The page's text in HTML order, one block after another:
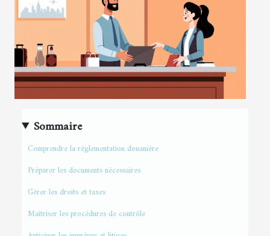
Sommaire
Comprendre la réglementation douanière
Préparer les documents nécessaires
Gérer les droits et taxes
Maîtriser les procédures de contrôle